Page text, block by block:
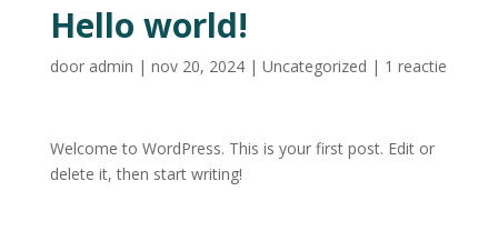
Hello world!
door admin | nov 20, 2024| Uncategorized | 1 reactie
Welcome to WordPress. This is your first post. Edit or
delete it, then start writing!